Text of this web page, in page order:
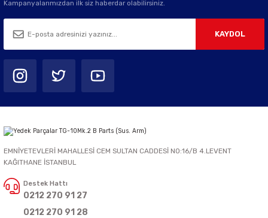
Kampanyalarımızdan ilk siz haberdar olabilirsiniz.
KAYDOL
EMNİYETEVLERİ MAHALLESİ CEM SULTAN CADDESİ NO:16/B 4.LEVENT
KAĞITHANE İSTANBUL
Destek Hattı
0212 270 91 27
0212 270 91 28